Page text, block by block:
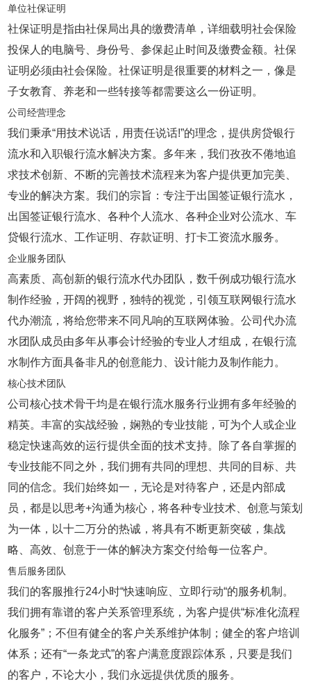
单位社保证明
社保证明是指由社保局出具的缴费清单，详细载明社会保险
投保人的电脑号、身份号、参保起止时间及缴费金额。社保
证明必须由社会保险。社保证明是很重要的材料之一，像是
子女教育、养老和一些转接等都需要这么一份证明。
公司经营理念
我们秉承“用技术说话，用责任说话!”的理念，提供房贷银行
流水和入职银行流水解决方案。多年来，我们孜孜不倦地追
求技术创新、不断的完善技术流程来为客户提供更加完美、
专业的解决方案。我们的宗旨：专注于出国签证银行流水，
出国签证银行流水、各种个人流水、各种企业对公流水、车
贷银行流水、工作证明、存款证明、打卡工资流水服务。
企业服务团队
高素质、高创新的银行流水代办团队，数千例成功银行流水
制作经验，开阔的视野，独特的视觉，引领互联网银行流水
代办潮流，将给您带来不同凡响的互联网体验。公司代办流
水团队成员由多年从事会计经验的专业人才组成，在银行流
水制作方面具备非凡的创意能力、设计能力及制作能力。
核心技术团队
公司核心技术骨干均是在银行流水服务行业拥有多年经验的
精英。丰富的实战经验，娴熟的专业技能，可为个人或企业
稳定快速高效的运行提供全面的技术支持。除了各自掌握的
专业技能不同之外，我们拥有共同的理想、共同的目标、共
同的信念。我们始终如一，无论是对待客户，还是内部成
员，都是以思考+沟通为核心，将各种专业技术、创意与策划
为一体，以十二万分的热诚，将具有不断更新突破，集战
略、高效、创意于一体的解决方案交付给每一位客户。
售后服务团队
我们的客服推行24小时“快速响应、立即行动“的服务机制。
我们拥有靠谱的客户关系管理系统，为客户提供“标准化流程
化服务”；不但有健全的客户关系维护体制；健全的客户培训
体系；还有“一条龙式”的客户满意度跟踪体系，只要是我们
的客户，不论大小，我们永远提供优质的服务。